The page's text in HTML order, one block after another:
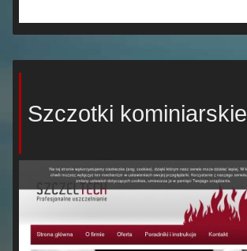
Szczotki kominiarskie